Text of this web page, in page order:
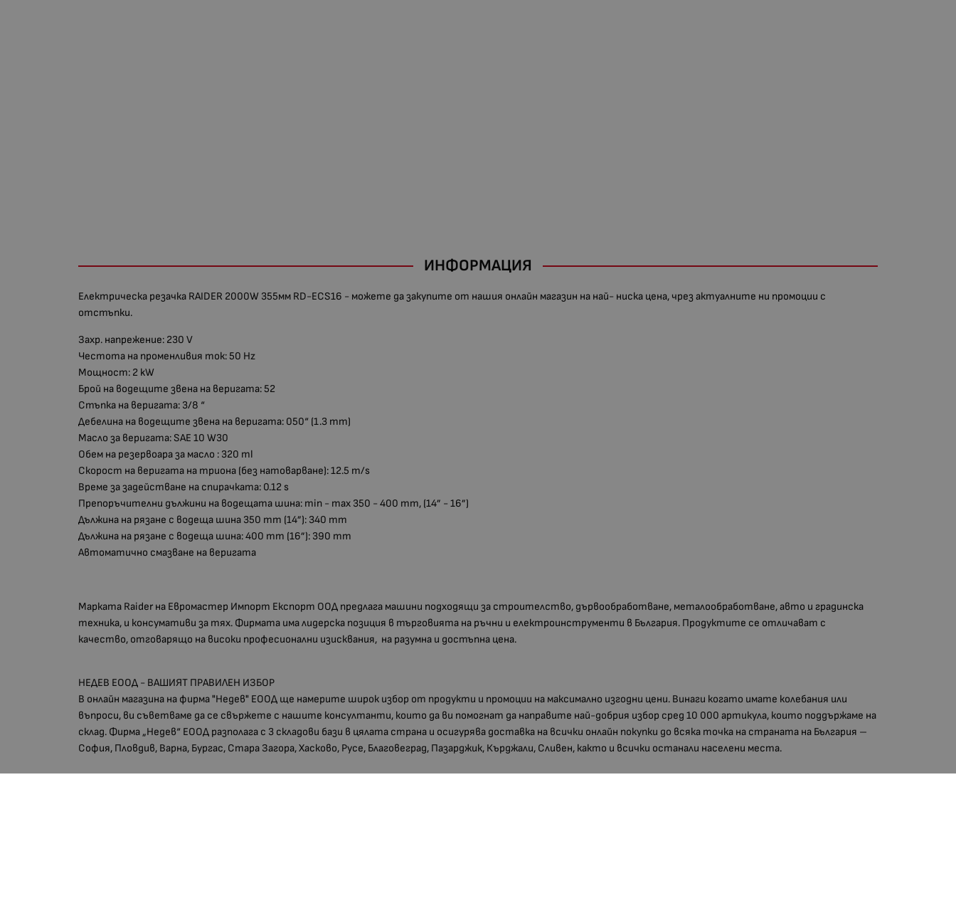
ИНФОРМАЦИЯ
Електрическа резачка RAIDER 2000W 355мм RD-ECS16 - можете да закупите от нашия онлайн магазин на най- ниска цена, чрез актуалните ни промоции с
отстъпки.
Захр. напрежение: 230 V
Честота на променливия ток: 50 Hz
Мощност: 2 kW
Брой на водещите звена на веригата: 52
Стъпка на веригата: 3/8 “
Дебелина на водещите звена на веригата: 050“ (1.3 mm)
Масло за веригата: SAE 10 W30
Обем на резервоара за масло : 320 ml
Скорост на веригата на триона (без натоварване): 12.5 m/s
Време за задействане на спирачката: 0.12 s
Препоръчителни дължини на водещата шина: min - max 350 - 400 mm, (14” - 16”)
Дължина на рязане с водеща шина 350 mm (14”): 340 mm
Дължина на рязане с водеща шина: 400 mm (16”): 390 mm
Автоматично смазване на веригата
Марката Raider на Евромастер Импорт Експорт ООД предлага машини подходящи за строителство, дървообработване, металообработване, авто и градинска
техника, и консумативи за тях. Фирмата има лидерска позиция в търговията на ръчни и електроинструменти в България. Продуктите се отличават с
качество, отговарящо на високи професионални изисквания, на разумна и достъпна цена.
НЕДЕВ ЕООД - ВАШИЯТ ПРАВИЛЕН ИЗБОР
В онлайн магазина на фирма "Недев" ЕООД ще намерите широк избор от продукти и промоции на максимално изгодни цени. Винаги когато имате колебания или
въпроси, ви съветваме да се свържете с нашите консултанти, които да ви помогнат да направите най-добрия избор сред 10 000 артикула, които поддържаме на
склад. Фирма „Недев“ ЕООД разполага с 3 складови бази в цялата страна и осигурява доставка на всички онлайн покупки до всяка точка на страната на България –
София, Пловдив, Варна, Бургас, Стара Загора, Хасково, Русе, Благовеград, Пазарджик, Кърджали, Сливен, както и всички останали населени места.